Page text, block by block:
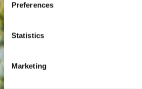
Preferences
Statistics
Marketing